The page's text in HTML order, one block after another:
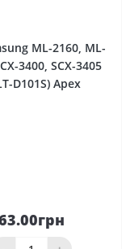
ML-2160, ML-
3400, SCX-3405
D101S) Apex